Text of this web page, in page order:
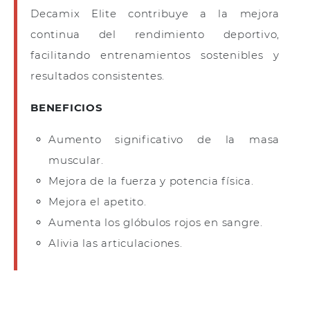
Decamix Elite contribuye a la mejora
continua del rendimiento deportivo,
facilitando entrenamientos sostenibles y
resultados consistentes.
BENEFICIOS
Aumento significativo de la masa
muscular.
Mejora de la fuerza y potencia física.
Mejora el apetito.
Aumenta los glóbulos rojos en sangre.
Alivia las articulaciones.